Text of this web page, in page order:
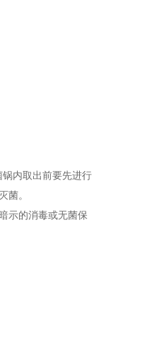
内取出前要先进行
菌。
示的消毒或无菌保